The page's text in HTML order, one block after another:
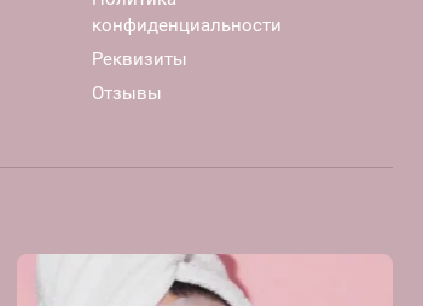
конфиденциальности
Реквизиты
Отзывы